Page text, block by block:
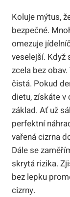
Koluje mýtus,
bezpečné.
omezuje
veselejší. Když
zcela bez
čistá. Pokud
dietu, získáte v
základ. Ať už
perfektní
vařená cizrna
Dále se
skrytá rizika.
bez lepku
cizrny.